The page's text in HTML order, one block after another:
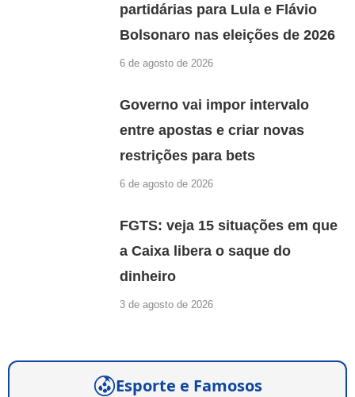
partidárias para Lula e Flávio
Bolsonaro nas eleições de 2026
6 de agosto de 2026
Governo vai impor intervalo
entre apostas e criar novas
restrições para bets
6 de agosto de 2026
FGTS: veja 15 situações em que
a Caixa libera o saque do
dinheiro
3 de agosto de 2026
Esporte e Famosos